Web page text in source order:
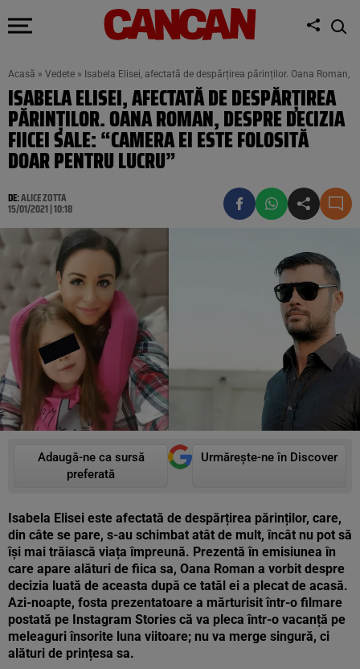
Acasă » Vedete » Isabela Elisei, afectată de despărțirea părinților. Oana Roman,
ISABELA ELISEI, AFECTATĂ DE DESPĂRȚIREA
PĂRINȚILOR. OANA ROMAN, DESPRE DECIZIA
FIICEI SALE: “CAMERA EI ESTE FOLOSITĂ
DOAR PENTRU LUCRU”
DE:ALICE ZOTTA
15/01/2021 | 10:18
Adaugă-ne ca sursă
preferată
Urmărește-ne în Discover
Isabela Elisei este afectată de despărțirea părinților, care,
din câte se pare, s-au schimbat atât de mult, încât nu pot să
își mai trăiască viața împreună. Prezentă în emisiunea în
care apare alături de fiica sa, Oana Roman a vorbit despre
decizia luată de aceasta după ce tatăl ei a plecat de acasă.
Azi-noapte, fosta prezentatoare a mărturisit într-o filmare
postată pe Instagram Stories că va pleca într-o vacanță pe
meleaguri însorite luna viitoare; nu va merge singură, ci
alături de prințesa sa.